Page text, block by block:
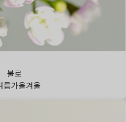
불로
름가을겨울